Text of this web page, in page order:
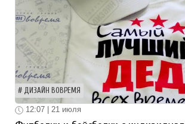
ДИЗАЙН ВОВРЕМЯ
12:07 | 21 июля